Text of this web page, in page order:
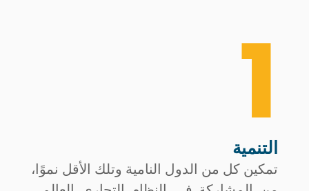
1
التنمية
تمكين كل من الدول النامية وتلك الأقل نموًا،